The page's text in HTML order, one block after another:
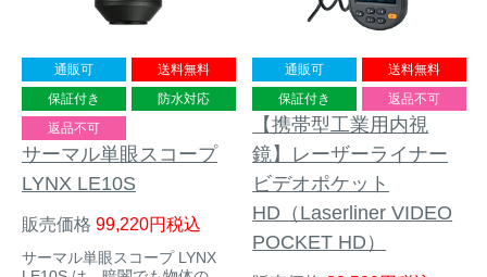
通販可
送料無料
保証付き
防水対応
返品不可
サーマル単眼スコープ
LYNX LE10S
販売価格 99,220 税込
サーマル単眼スコープ LYNX
通販可
送料無料
保証付き
返品不可
【携帯型工業用内視
鏡】レーザーライナー
ビデオポケット
HD（Laserliner VIDEO
POCKET HD）